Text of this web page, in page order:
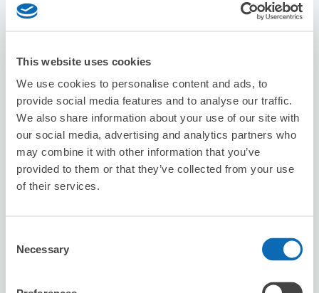
This website uses cookies
We use cookies to personalise content and ads, to
provide social media features and to analyse our traffic.
We also share information about your use of our site with
our social media, advertising and analytics partners who
may combine it with other information that you’ve
provided to them or that they’ve collected from your use
of their services.
Selection
Necessary
可保管的行李數
行李箱尺寸: 10 手提包尺寸: 5
利用可能時間
8/7五 8/8六 8/9日 8/10一 8/11二 8/12三 8/13 四
預約此店舖
Seven-Eleven Minato-ku Mita 1-Chome
从Azabu-juban站步行3分钟。
5.0★★★★
★★★★